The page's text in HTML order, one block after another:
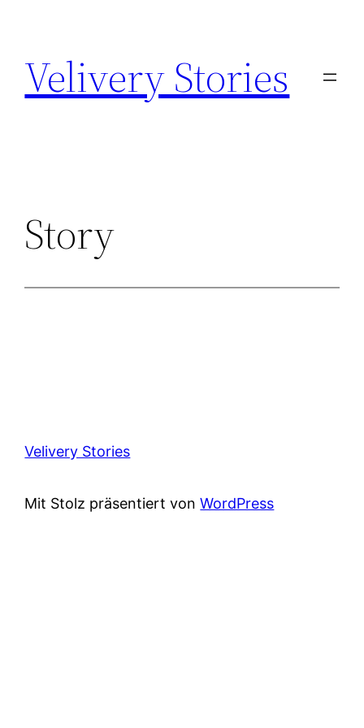
springen
Velivery Stories
Story
Velivery Stories
Mit Stolz präsentiert vonWordPress